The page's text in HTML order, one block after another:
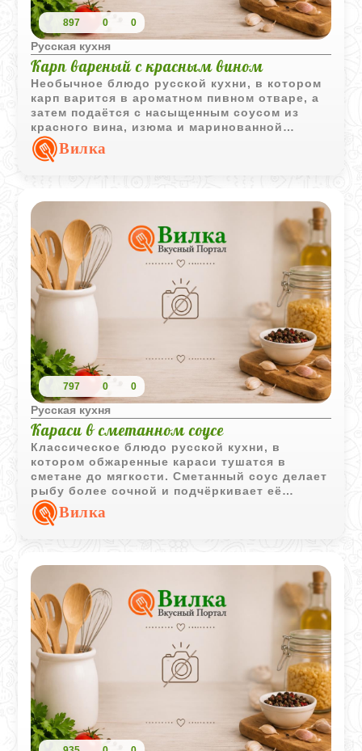
897 0 0
Русская кухня
Карп вареный с красным вином
Необычное блюдо русской кухни, в котором
карп варится в ароматном пивном отваре, а
затем подаётся с насыщенным соусом из
красного вина, изюма и маринованной
вишни. Такое сочетание создаёт
выразительный сладко-кислый вкус.
Вилка
797 0 0
Русская кухня
Караси в сметанном соусе
Классическое блюдо русской кухни, в
котором обжаренные караси тушатся в
сметане до мягкости. Сметанный соус делает
рыбу более сочной и подчёркивает её
характерный вкус.
Вилка